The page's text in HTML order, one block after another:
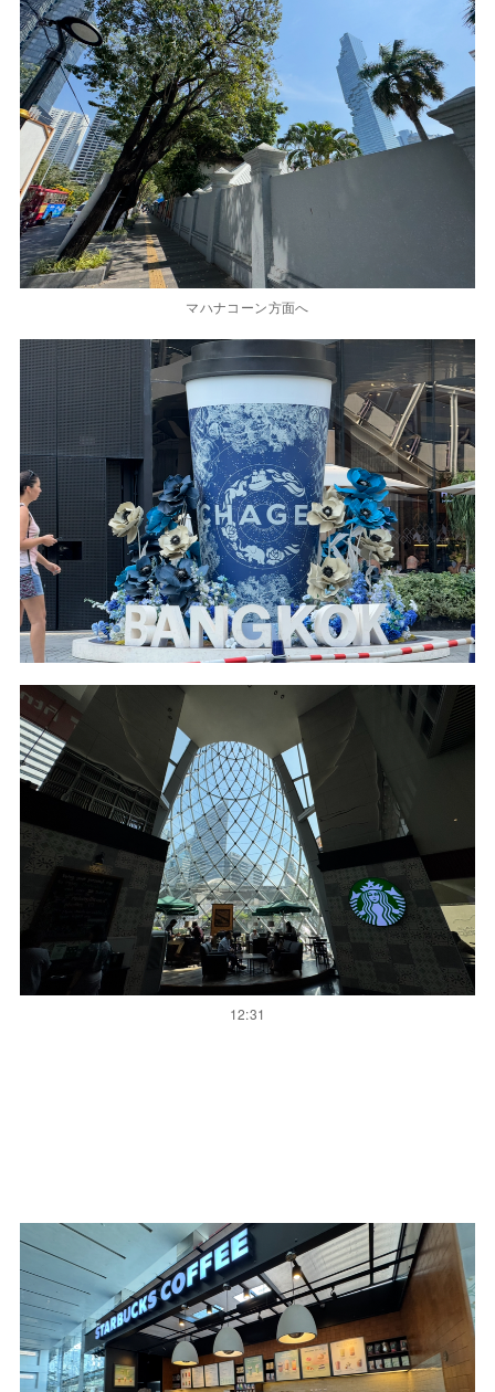
マハナコーン方面へ
12:31